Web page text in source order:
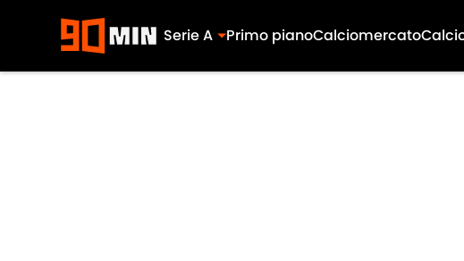
Serie A Primo pianoCalciomercato